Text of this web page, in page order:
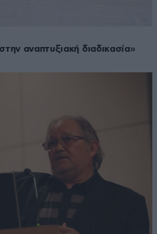
αναπτυξιακή διαδικασία»